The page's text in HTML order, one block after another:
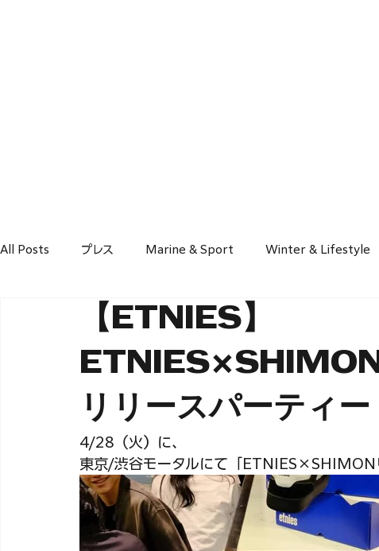
プレス Marine & Sport
【ETNIES】
リリースパーティ
4/28（火）に、
東京/渋谷モータルにて「ETNIES×SHIMON